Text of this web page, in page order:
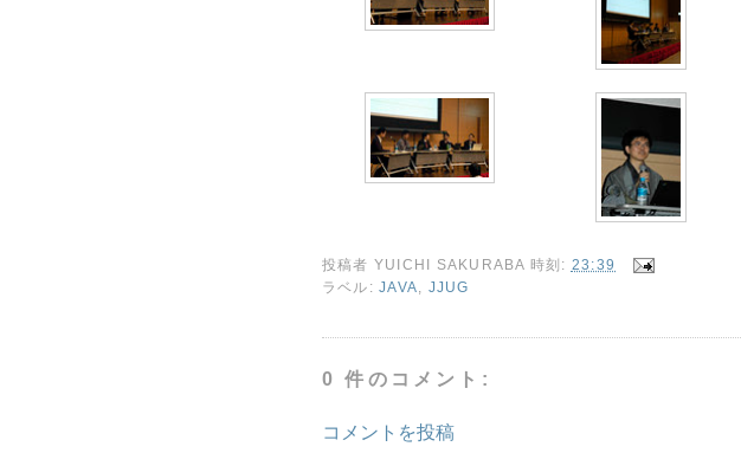
投稿者 YUICHI SAKURABA 時刻: 23:39
ラベル:JAVA JJUG
0 件のコメント:
コメントを投稿